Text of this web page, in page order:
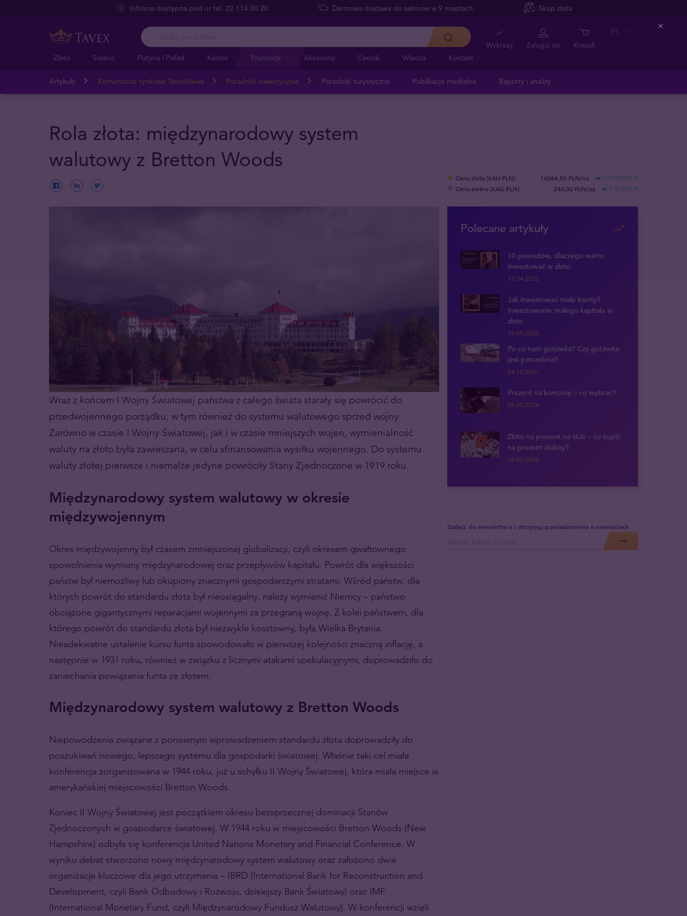
Infolinia dostępna pod nr tel. 22 114 00 20 Darmowa dostawa do salonów w 9 miastach. Skup złota
Złoto Srebro Platyna i Pallad Kantor Promocje Akcesoria Cennik Wiedza Kontakt
Wykresy Zaloguj się Koszyk
PL
Artykuły Komentarze rynkowe TavexNews Poradniki inwestycyjne Poradniki turystyczne Publikacje medialne Raporty i analizy
Rola złota: międzynarodowy system
walutowy z Bretton Woods
Cena złota (XAU-PLN) 16066,80 PLN/oz + 119,00 PLN
Cena srebra (XAG-PLN) 240,00 PLN/oz + 9,16 PLN
Wraz z końcem I Wojny Światowej państwa z całego świata starały się powrócić do
przedwojennego porządku, w tym również do systemu walutowego sprzed wojny.
Zarówno w czasie I Wojny Światowej, jak i w czasie mniejszych wojen, wymienialność
waluty na złoto była zawieszana, w celu sfinansowania wysiłku wojennego. Do systemu
waluty złotej pierwsze i niemalże jedyne powróciły Stany Zjednoczone w 1919 roku.
Międzynarodowy system walutowy w okresie
międzywojennym
Okres międzywojenny był czasem zmniejszonej globalizacji, czyli okresem gwałtownego
spowolnienia wymiany międzynarodowej oraz przepływów kapitału. Powrót dla większości
państw był niemożliwy lub okupiony znacznymi gospodarczymi stratami. Wśród państw, dla
których powrót do standardu złota był nieosiągalny, należy wymienić Niemcy – państwo
obciążone gigantycznymi reparacjami wojennymi za przegraną wojnę. Z kolei państwem, dla
którego powrót do standardu złota był niezwykle kosztowny, była Wielka Brytania.
Nieadekwatne ustalenie kursu funta spowodowało w pierwszej kolejności znaczną inflację, a
następnie w 1931 roku, również w związku z licznymi atakami spekulacyjnymi, doprowadziło do
zaniechania powiązania funta ze złotem.
Międzynarodowy system walutowy z Bretton Woods
Niepowodzenia związane z ponownym wprowadzeniem standardu złota doprowadziły do
poszukiwań nowego, lepszego systemu dla gospodarki światowej. Właśnie taki cel miała
konferencja zorganizowana w 1944 roku, już u schyłku II Wojny Światowej, która miała miejsce w
amerykańskiej miejscowości Bretton Woods.
Koniec II Wojny Światowej jest początkiem okresu bezsprzecznej dominacji Stanów
Zjednoczonych w gospodarce światowej. W 1944 roku w miejscowości Bretton Woods (New
Hampshire) odbyła się konferencja United Nations Monetary and Financial Conference. W
wyniku debat stworzono nowy międzynarodowy system walutowy oraz założono dwie
organizacje kluczowe dla jego utrzymania – IBRD (International Bank for Reconstruction and
Development, czyli Bank Odbudowy i Rozwoju, dzisiejszy Bank Światowy) oraz IMF
(International Monetary Fund, czyli Międzynarodowy Fundusz Walutowy). W konferencji wzięli
Polecane artykuły
10 powodów, dlaczego warto
inwestować w złoto
13.04.2022
Jak inwestować małe kwoty?
Inwestowanie małego kapitału w
złoto
15.09.2020
Po co nam gotówka? Czy gotówka
jest potrzebna?
24.10.2021
Prezent na komunię – co wybrać?
08.05.2026
Złoto na prezent na ślub – co kupić
na prezent ślubny?
08.05.2026
Dołącz do newslettera i otrzymuj powiadomienia o nowościach
Close